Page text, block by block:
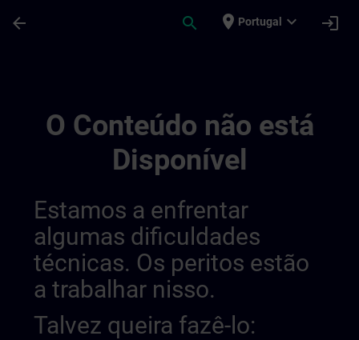
arrow_back search place Portugal expand_more login
O Conteúdo não está
Disponível
Estamos a enfrentar
algumas dificuldades
técnicas. Os peritos estão
a trabalhar nisso.
Talvez queira fazê-lo: